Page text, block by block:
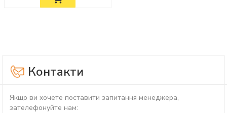
Контакти
Якщо ви хочете поставити запитання менеджера,
зателефонуйте нам: